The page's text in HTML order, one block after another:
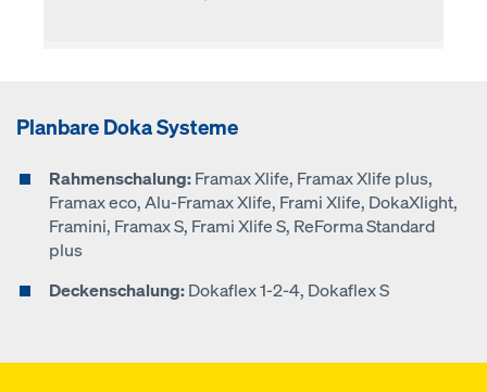
Planbare Doka Systeme
Rahmenschalung:Framax Xlife, Framax Xlife plus,
Framax eco, Alu-Framax Xlife, Frami Xlife, DokaXlight,
Framini, Framax S, Frami Xlife S, ReForma Standard
plus
Deckenschalung:Dokaflex 1-2-4, Dokaflex S